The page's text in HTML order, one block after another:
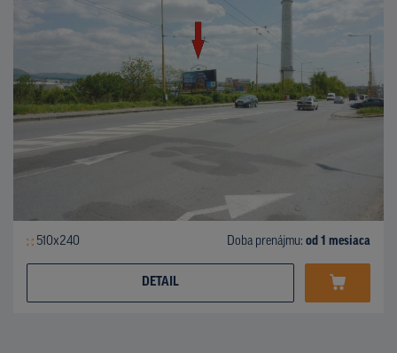
510x240 Doba prenájmu: od 1 mesiaca
DETAIL